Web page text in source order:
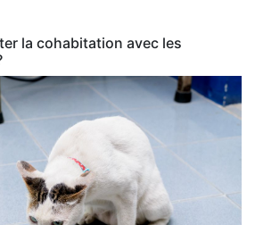
la cohabitation avec les